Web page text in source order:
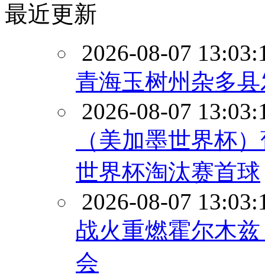
最近更新
2026-08-07
青海玉树州杂多
2026-08-07
（美加墨世界杯
世界杯淘汰赛首球
2026-08-07
战火重燃霍尔木
会